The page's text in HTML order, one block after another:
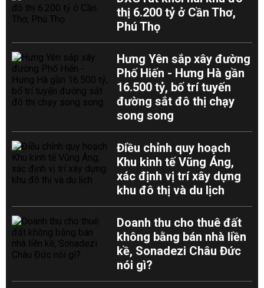
thị 6.200 tỷ ở Cần Thơ,
Phú Thọ
Hưng Yên sắp xây đường
Phố Hiến - Hưng Hà gần
16.500 tỷ, bố trí tuyến
đường sắt đô thị chạy
song song
Điều chỉnh quy hoạch
Khu kinh tế Vũng Áng,
xác định vị trí xây dựng
khu đô thị và du lịch
Doanh thu cho thuê đất
không bằng bán nhà liền
kề, Sonadezi Châu Đức
nói gì?